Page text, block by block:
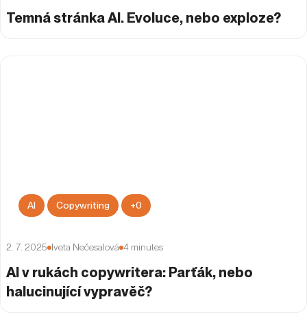
Temná stránka AI. Evoluce, nebo exploze?
2. 7. 2025 Iveta Nečesalová 4 minutes
AI v rukách copywritera: Parťák, nebo
halucinující vypravěč?
AI Copywriting +0